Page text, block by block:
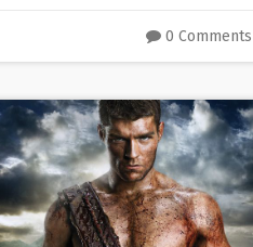
0 Comments